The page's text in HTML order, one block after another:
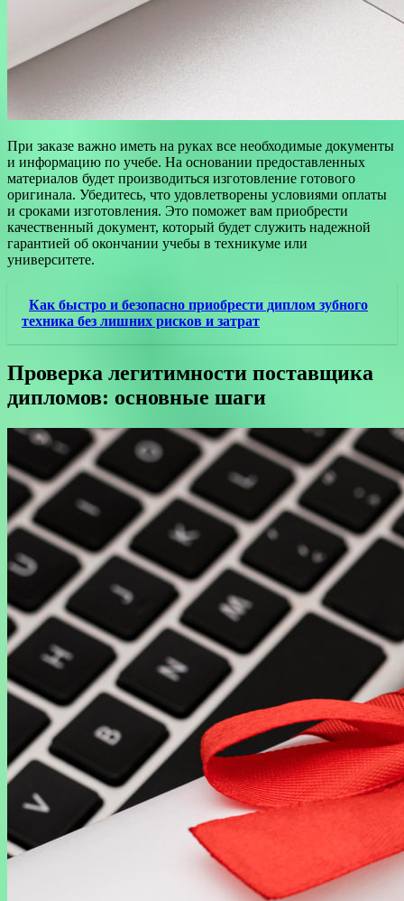
При заказе важно иметь на руках все необходимые документы
и информацию по учебе. На основании предоставленных
материалов будет производиться изготовление готового
оригинала. Убедитесь, что удовлетворены условиями оплаты
и сроками изготовления. Это поможет вам приобрести
качественный документ, который будет служить надежной
гарантией об окончании учебы в техникуме или
университете.
Как быстро и безопасно приобрести диплом зубного
техника без лишних рисков и затрат
Проверка легитимности поставщика
дипломов: основные шаги